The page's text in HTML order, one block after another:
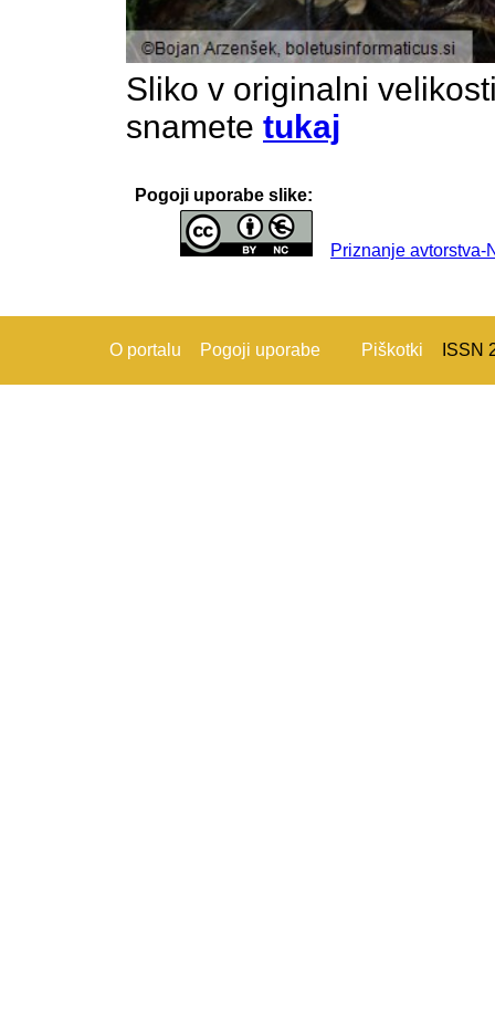
Sliko v originalni
snamete tukaj
Pogoji uporabe slike:
Priznanje avtorstva-
O portalu Pogoji uporabe Piškotki ISSN